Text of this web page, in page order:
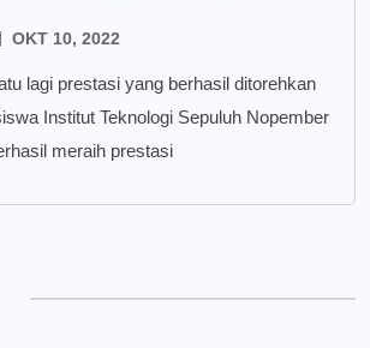
OKT 10, 2022
lagi prestasi yang berhasil ditorehkan
Institut Teknologi Sepuluh Nopember
meraih prestasi